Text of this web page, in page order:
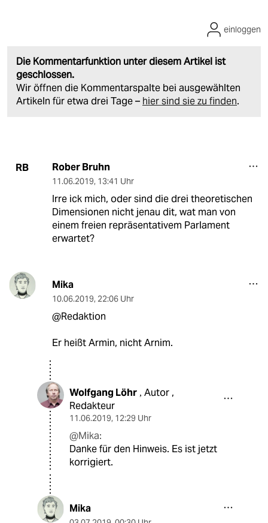
Die Kommentarfunktion unter diesem Artikel ist
geschlossen.
Wir öffnen die Kommentarspalte bei ausgewählten
Artikeln für etwa drei Tage – hier sind sie zu finden.
einloggen
RB Rober Bruhn
11.06.2019, 13:41 Uhr
Irre ick mich, oder sind die drei theoretischen
Dimensionen nicht jenau dit, wat man von
einem freien repräsentativem Parlament
erwartet?
Mika
10.06.2019, 22:06 Uhr
@Redaktion
Er heißt Armin, nicht Arnim.
Wolfgang Löhr , Autor ,
Redakteur
11.06.2019, 12:29 Uhr
@Mika:
Danke für den Hinweis. Es ist jetzt
korrigiert.
Mika